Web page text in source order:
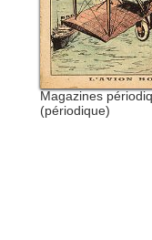
Magazines
(périodique)